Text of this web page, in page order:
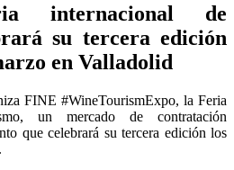
internacional de
su tercera edición
en Valladolid
FINE #WineTourismExpo, la Feria
un mercado de contratación
que celebrará su tercera edición los